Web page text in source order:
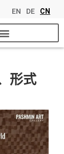
EN DE CN
形式